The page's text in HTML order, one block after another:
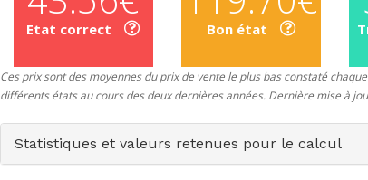
Etat correct Bon état
Ces prix sont des moyennes du prix de vente le plus bas constaté
différents états au cours des deux dernières années. Dernière mise à
Statistiques et valeurs retenues pour le calcul